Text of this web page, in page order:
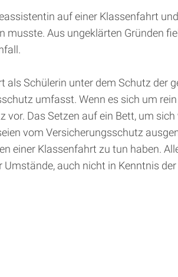
auf einer Klassenfahrt
Aus ungeklärten Gründen
Schülerin unter dem Schutz der
umfasst. Wenn es sich um
Das Setzen auf ein Bett, um
vom Versicherungsschutz
einer Klassenfahrt zu tun haben.
auch nicht in Kenntnis